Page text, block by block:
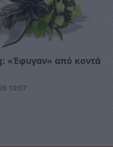
«Έφυγαν» από κοντά
10:07